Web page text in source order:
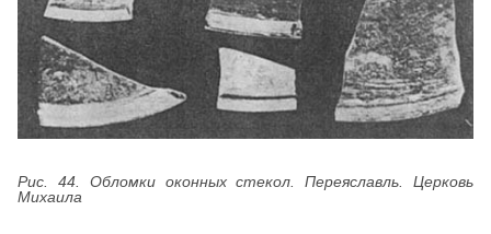
Рис. 44. Обломки оконных стекол. Переяславль. Церковь
Михаила